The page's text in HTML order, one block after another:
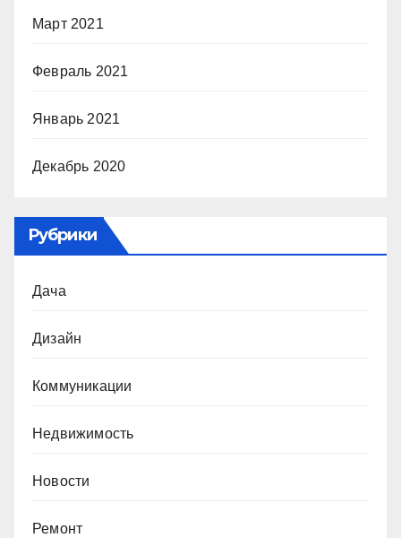
Март 2021
Февраль 2021
Январь 2021
Декабрь 2020
Рубрики
Дача
Дизайн
Коммуникации
Недвижимость
Новости
Ремонт